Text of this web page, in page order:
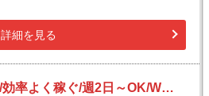
詳細を見る
【深夜】22時～翌7時/効率よく稼ぐ/週2日～OK/Wワークや副業にも/夜勤の仕分けバイト